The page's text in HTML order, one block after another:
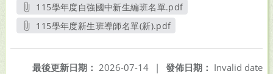
115學年度自強國中新生編班名單.pdf
另開新視窗
115學年度新生班導師名單(新).pdf
發佈日期： Invalid date
最後更新日期： 2026-07-14
|